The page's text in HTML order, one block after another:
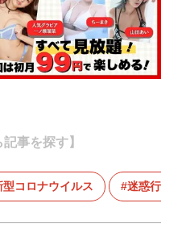
事を探す】
型コロナウイルス 迷惑行為